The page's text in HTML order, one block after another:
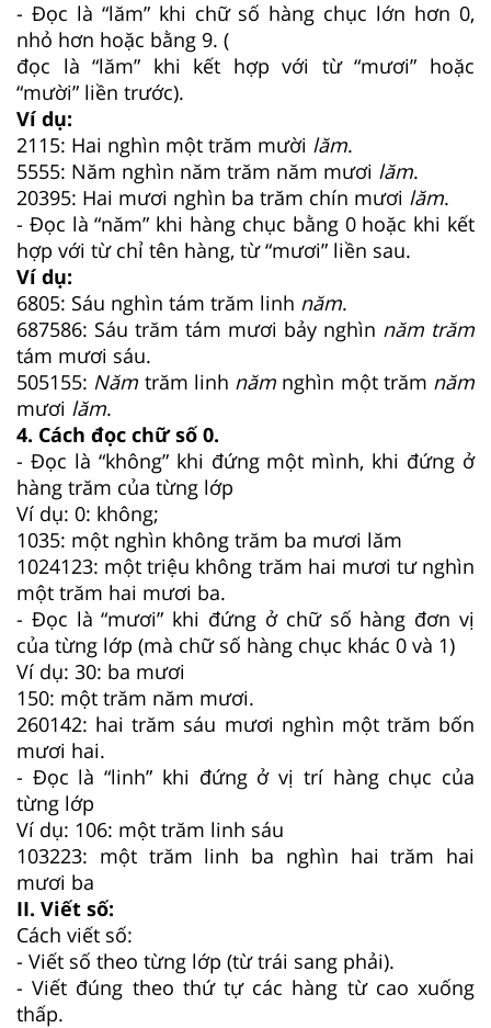
- Đọc là “lăm” khi chữ số hàng chục lớn hơn 0,
nhỏ hơn hoặc bằng 9. (
đọc là “lăm” khi kết hợp với từ “mươi” hoặc
“mười” liền trước).
Ví dụ:
2115: Hai nghìn một trăm mười lăm.
5555: Năm nghìn năm trăm năm mươi lăm.
20395: Hai mươi nghìn ba trăm chín mươi lăm.
- Đọc là “năm” khi hàng chục bằng 0 hoặc khi kết
hợp với từ chỉ tên hàng, từ “mươi” liền sau.
Ví dụ:
6805: Sáu nghìn tám trăm linh năm.
687586: Sáu trăm tám mươi bảy nghìn năm trăm
tám mươi sáu.
505155: Năm trăm linh năm nghìn một trăm năm
mươi lăm.
4. Cách đọc chữ số 0.
- Đọc là “không” khi đứng một mình, khi đứng ở
hàng trăm của từng lớp
Ví dụ: 0: không;
1035: một nghìn không trăm ba mươi lăm
1024123: một triệu không trăm hai mươi tư nghìn
một trăm hai mươi ba.
- Đọc là “mươi” khi đứng ở chữ số hàng đơn vị
của từng lớp (mà chữ số hàng chục khác 0 và 1)
Ví dụ: 30: ba mươi
150: một trăm năm mươi.
260142: hai trăm sáu mươi nghìn một trăm bốn
mươi hai.
- Đọc là “linh” khi đứng ở vị trí hàng chục của
từng lớp
Ví dụ: 106: một trăm linh sáu
103223: một trăm linh ba nghìn hai trăm hai
mươi ba
II. Viết số:
Cách viết số:
- Viết số theo từng lớp (từ trái sang phải).
- Viết đúng theo thứ tự các hàng từ cao xuống
thấp.